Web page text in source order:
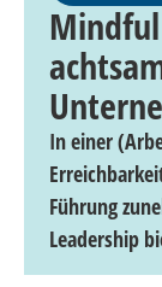
In einer
Führung
Leadership